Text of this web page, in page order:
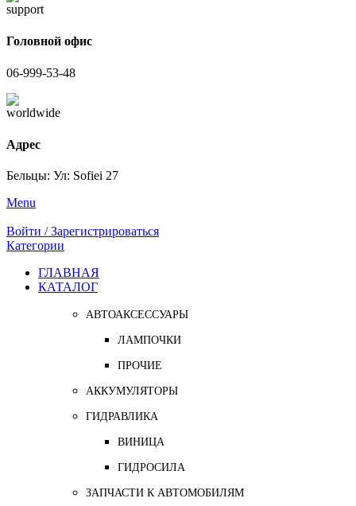
Головной офис
06-999-53-48
Адрес
Бельцы: Ул: Sofiei 27
Menu
Войти / Зарегистрироваться
Категории
ГЛАВНАЯ
КАТАЛОГ
АВТОАКСЕССУАРЫ
ЛАМПОЧКИ
ПРОЧИЕ
АККУМУЛЯТОРЫ
ГИДРАВЛИКА
ВИНИЦА
ГИДРОСИЛА
ЗАПЧАСТИ К АВТОМОБИЛЯМ